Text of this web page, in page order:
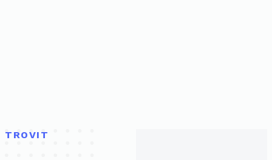
TROVIT